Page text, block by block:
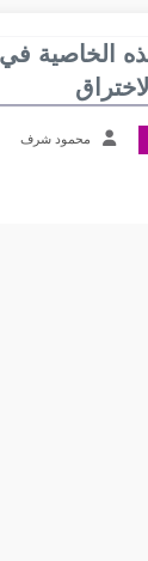
الخاصية
محمود شرف